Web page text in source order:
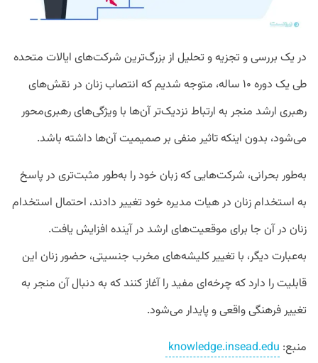
در یک بررسی و تجزیه و تحلیل از بزرگ‌ترین شرکت‌های ایالات متحده
طی یک دوره ۱۰ ساله، متوجه شدیم که انتصاب زنان در نقش‌های
رهبری ارشد منجر به ارتباط نزدیک‌تر آن‌ها با ویژگی‌های رهبری‌محور
می‌شود، بدون اینکه تاثیر منفی بر صمیمیت آن‌ها داشته باشد.
به‌طور بحرانی، شرکت‌هایی که زبان خود را به‌طور مثبت‌تری در پاسخ
به استخدام زنان در هیات مدیره خود تغییر دادند، احتمال استخدام
زنان در آن‌ جا برای موقعیت‌های ارشد در آینده افزایش یافت.
به‌عبارت دیگر، با تغییر کلیشه‌های مخرب جنسیتی، حضور زنان این
قابلیت را دارد که چرخه‌ای مفید را آغاز کنند که به دنبال آن منجر به
تغییر فرهنگی واقعی و پایدار می‌شود.
منبع: knowledge.insead.edu